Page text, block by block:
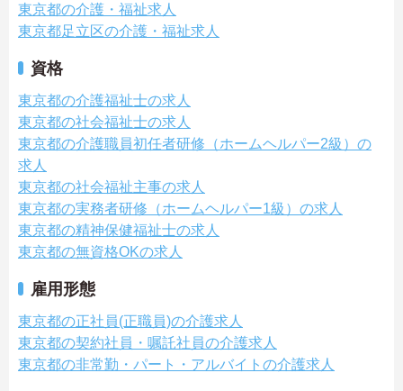
東京都の介護・福祉求人
東京都足立区の介護・福祉求人
資格
東京都の介護福祉士の求人
東京都の社会福祉士の求人
東京都の介護職員初任者研修（ホームヘルパー2級）の
求人
東京都の社会福祉主事の求人
東京都の実務者研修（ホームヘルパー1級）の求人
東京都の精神保健福祉士の求人
東京都の無資格OKの求人
雇用形態
東京都の正社員(正職員)の介護求人
東京都の契約社員・嘱託社員の介護求人
東京都の非常勤・パート・アルバイトの介護求人